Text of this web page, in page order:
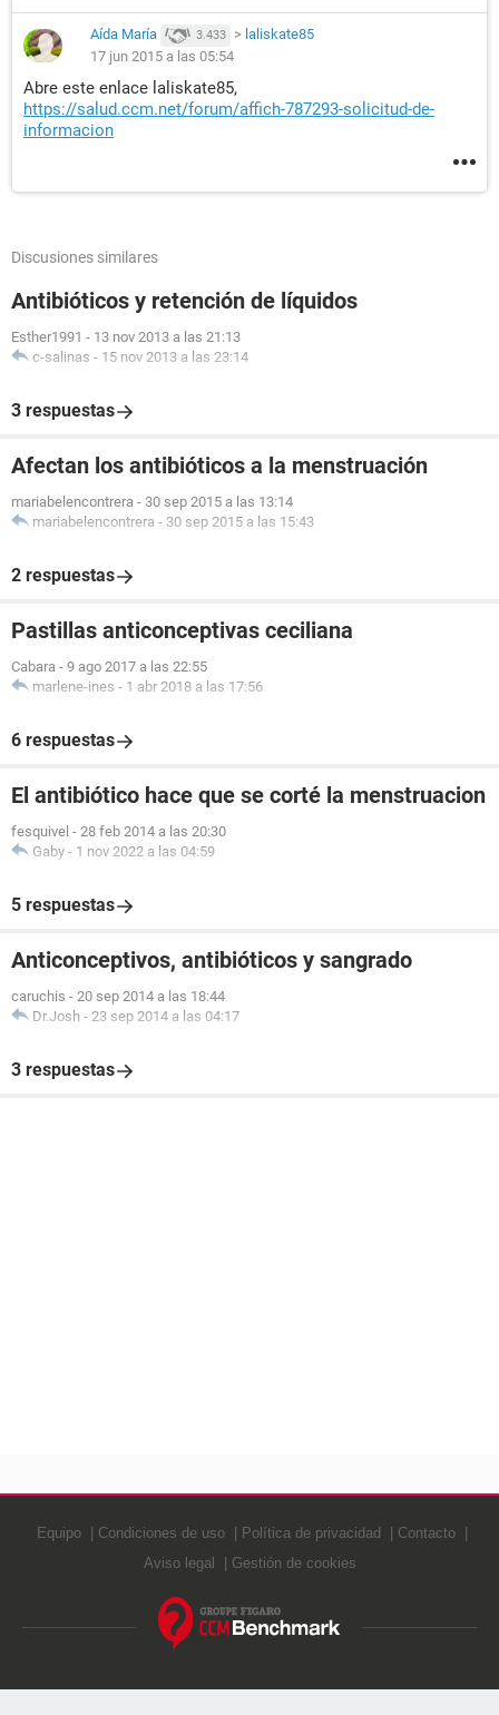
Aída María 3.433 > laliskate85
17 jun 2015 a las 05:54
Abre este enlace laliskate85,
https://salud.ccm.net/forum/affich-787293-solicitud-de-
informacion
Discusiones similares
Antibióticos y retención de líquidos
Esther1991 - 13 nov 2013 a las 21:13
c-salinas - 15 nov 2013 a las 23:14
3 respuestas
Afectan los antibióticos a la menstruación
mariabelencontrera - 30 sep 2015 a las 13:14
mariabelencontrera - 30 sep 2015 a las 15:43
2 respuestas
Pastillas anticonceptivas ceciliana
Cabara - 9 ago 2017 a las 22:55
marlene-ines - 1 abr 2018 a las 17:56
6 respuestas
El antibiótico hace que se corté la menstruacion
fesquivel - 28 feb 2014 a las 20:30
Gaby - 1 nov 2022 a las 04:59
5 respuestas
Anticonceptivos, antibióticos y sangrado
caruchis - 20 sep 2014 a las 18:44
Dr.Josh - 23 sep 2014 a las 04:17
3 respuestas
Equipo Condiciones de uso Política de privacidad
Contacto
Aviso legal
Gestión de cookies